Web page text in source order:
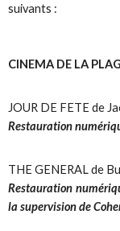
suivants :
CINEMA DE LA
JOUR DE FETE de
Restauration
THE GENERAL de
Restauration
la supervision de